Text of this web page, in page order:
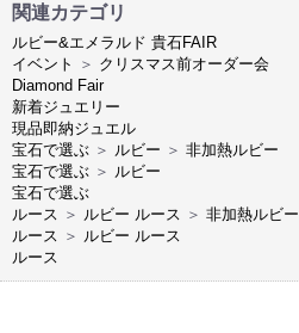
関連カテゴリ
ルビー&エメラルド 貴石FAIR
イベント
＞ クリスマス前オーダー会
Diamond Fair
新着ジュエリー
現品即納ジュエル
宝石で選ぶ ＞ ルビー ＞ 非加熱ルビー
宝石で選ぶ ＞ ルビー
宝石で選ぶ
ルース ＞ ルビー ルース ＞ 非加熱ルビー
ルース ＞ ルビー ルース
ルース